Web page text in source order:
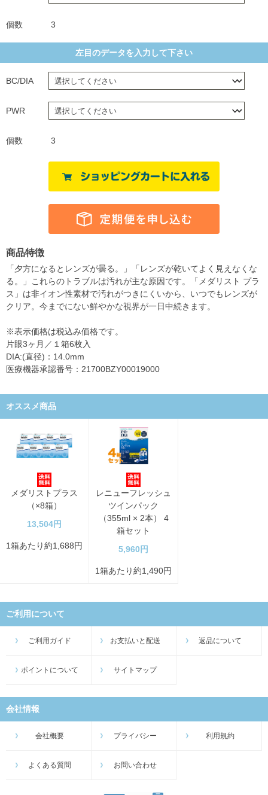
個数 3
左目のデータを入力して下さい
BC/DIA
PWR
個数 3
商品特徴
「夕方になるとレンズが曇る。」「レンズが乾いてよく見えなくな
る。」これらのトラブルは汚れが主な原因です。「メダリスト プラ
ス」は非イオン性素材で汚れがつきにくいから、いつでもレンズが
クリア。今までにない鮮やかな視界が一日中続きます。
※表示価格は税込み価格です。
片眼3ヶ月／１箱6枚入
DIA:(直径)：14.0mm
医療機器承認番号：21700BZY00019000
オススメ商品
メダリストプラス
（×8箱）
13,504円
1箱あたり約1,688円
レニューフレッシュ
ツインパック
（355ml × 2本） 4
箱セット
5,960円
1箱あたり約1,490円
ご利用について
ご利用ガイド お支払いと配送 返品について
ポイントについて サイトマップ
会社情報
会社概要 プライバシー 利用規約
よくある質問 お問い合わせ